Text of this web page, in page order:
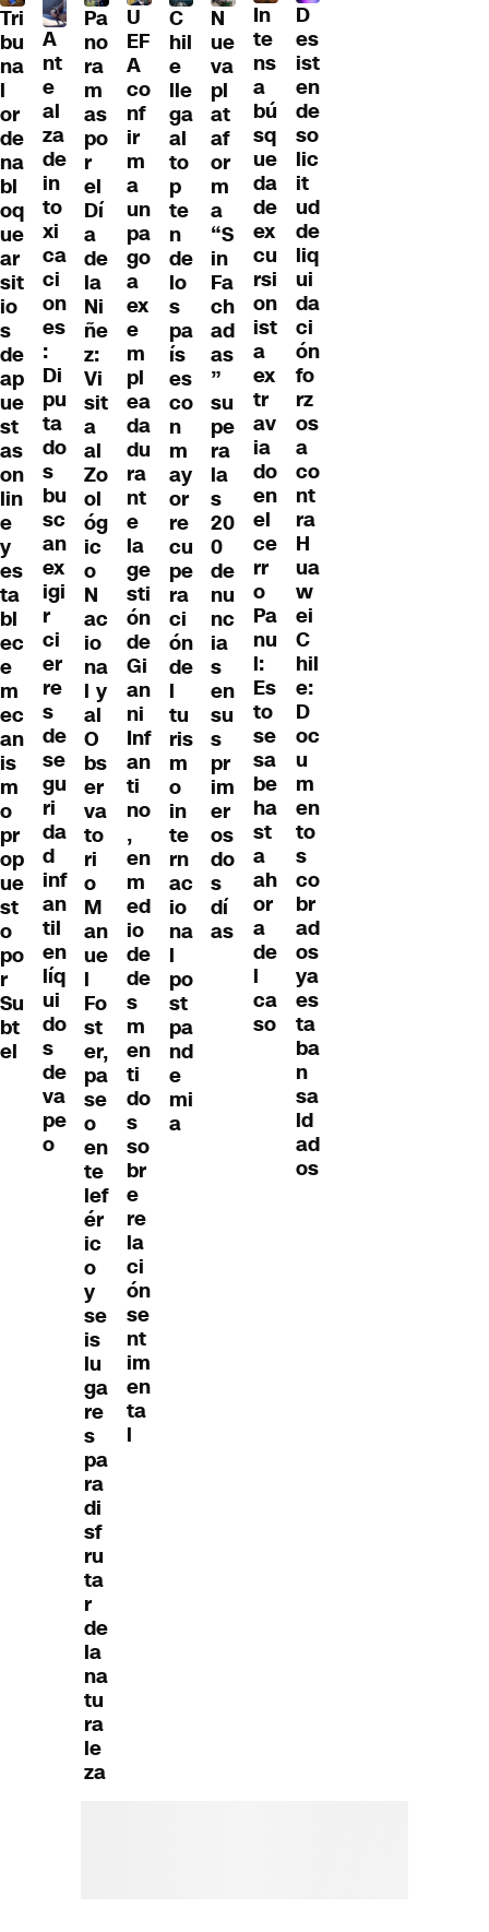
Tri
bu
na
l
or
de
na
bl
oq
ue
ar
sit
io
s
de
ap
ue
st
as
on
lin
e
y
es
ta
bl
ec
e
m
ec
an
is
m
o
pr
op
ue
st
o
po
r
Su
bt
el
A
nt
e
al
za
de
in
to
xi
ca
ci
on
es
:
Di
pu
ta
do
s
bu
sc
an
ex
igi
r
ci
er
re
s
de
se
gu
ri
da
d
inf
an
til
en
líq
ui
do
s
de
va
pe
o
Pa
no
ra
m
as
po
r
el
Dí
a
de
la
Ni
ñe
z:
Vi
sit
a
al
Zo
ol
óg
ic
o
N
ac
io
na
l y
al
O
bs
er
va
to
ri
o
M
an
ue
l
Fo
st
er,
pa
se
o
en
te
lef
ér
ic
o
y
se
is
lu
ga
re
s
pa
ra
di
sf
ru
ta
r
de
la
na
tu
ra
le
za
U
EF
A
co
nf
ir
m
a
un
pa
go
a
ex
e
m
pl
ea
da
du
ra
nt
e
la
ge
sti
ón
de
Gi
an
ni
Inf
an
ti
no
,
en
m
ed
io
de
de
s
m
en
ti
do
s
so
br
e
re
la
ci
ón
se
nt
im
en
ta
l
C
hil
e
lle
ga
al
to
p
te
n
de
lo
s
pa
ís
es
co
n
m
ay
or
re
cu
pe
ra
ci
ón
de
l
tu
ris
m
o
in
te
rn
ac
io
na
l
po
st
pa
nd
e
mi
a
N
ue
va
pl
at
af
or
m
a
“S
in
Fa
ch
ad
as
”
su
pe
ra
la
s
20
0
de
nu
nc
ia
s
en
su
s
pr
im
er
os
do
s
dí
as
In
te
ns
a
bú
sq
ue
da
de
ex
cu
rsi
on
ist
a
ex
tr
av
ia
do
en
el
ce
rr
o
Pa
nu
l:
Es
to
se
sa
be
ha
st
a
ah
or
a
de
l
ca
so
D
es
ist
en
de
so
lic
it
ud
de
liq
ui
da
ci
ón
fo
rz
os
a
co
nt
ra
H
ua
w
ei
C
hil
e:
D
oc
u
m
en
to
s
co
br
ad
os
ya
es
ta
ba
n
sa
ld
ad
os